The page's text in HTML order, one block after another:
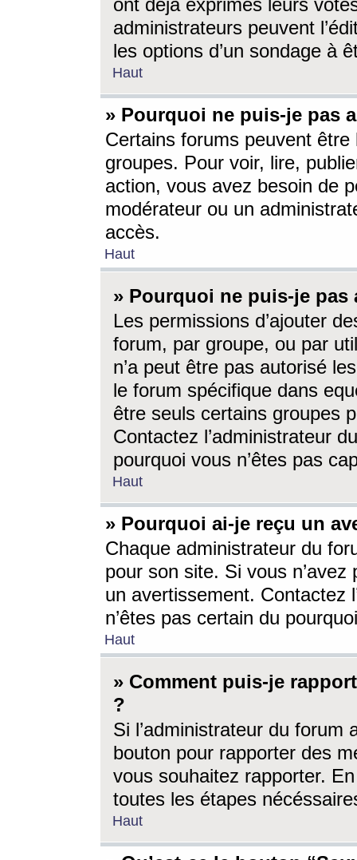
ont déjà exprimés leurs
administrateurs peuvent
les options d’un sondage à
Haut
» Pourquoi ne puis-je pas
Certains forums peuvent être
groupes. Pour voir, lire,
action, vous avez besoin de
modérateur ou un
accès.
Haut
» Pourquoi ne puis-je
Les permissions d’ajouter
forum, par groupe, ou par
n’a peut être pas autorisé
le forum spécifique dans
être seuls certains groupes
Contactez l’administrateur
pourquoi vous n’êtes pas
Haut
» Pourquoi ai-je reçu un
Chaque administrateur du
pour son site. Si vous
un avertissement. Contactez
n’êtes pas certain du
Haut
» Comment puis-je
?
Si l’administrateur du forum
bouton pour rapporter des
vous souhaitez rapporter.
toutes les étapes
Haut